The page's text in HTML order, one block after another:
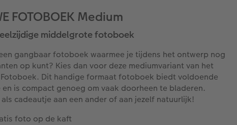
FOTOBOEK Medium
middelgrote fotoboek
gangbaar fotoboek waarmee je tijdens het ontwerp nog
op kunt? Kies dan voor deze mediumvariant van het
Fotoboek. Dit handige formaat fotoboek biedt voldoende
en is compact genoeg om vaak doorheen te bladeren.
cadeautje aan een ander of aan jezelf natuurlijk!
foto op de kaft